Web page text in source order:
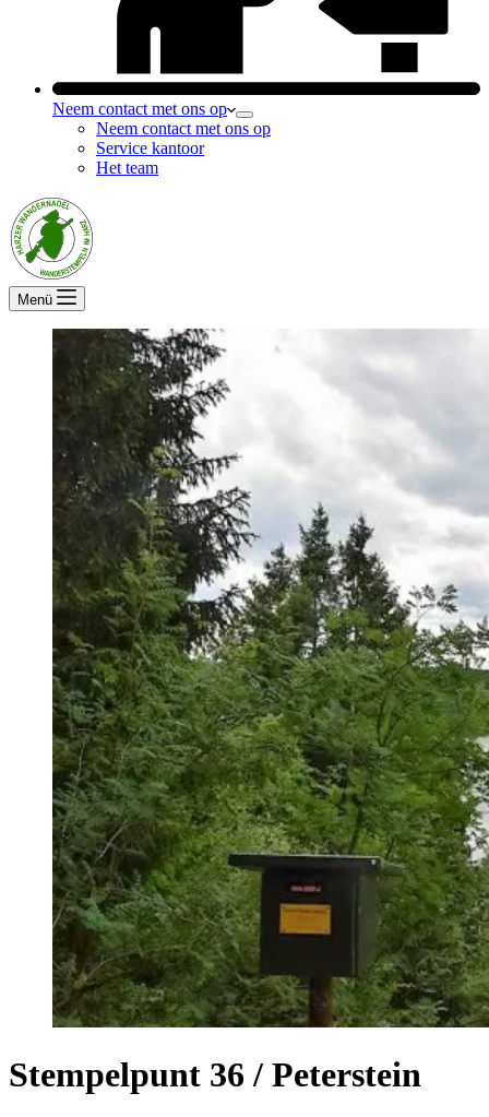
Neem contact met ons op
Neem contact met ons op
Service kantoor
Het team
Menü
Stempelpunt 36 / Peterstein